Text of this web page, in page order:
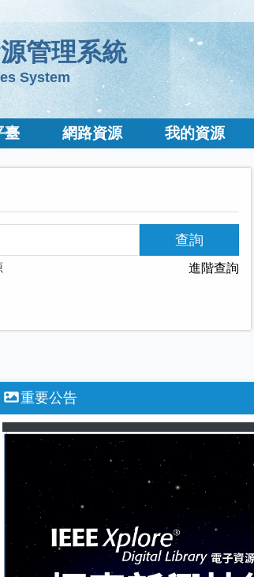
管理系統
System
臺 網路資源 我的資源
查詢
進階查詢
重要公告